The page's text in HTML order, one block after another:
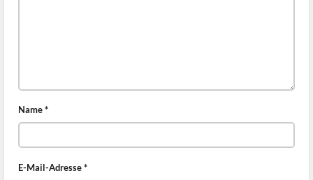
Name*
E-Mail-Adresse*